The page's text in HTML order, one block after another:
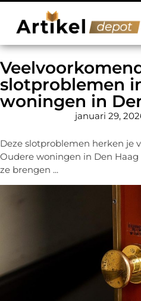
slotproblemen
woningen in
januari 29,
Deze slotproblemen herken je
Oudere woningen in Den
ze brengen ...